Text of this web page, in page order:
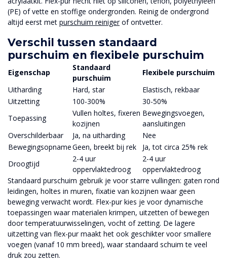
(PE) of vette en stoffige ondergronden. Reinig de ondergrond
altijd eerst met purschuim reinigerof ontvetter.
Verschil tussen standaard
purschuim en flexibele purschuim
Eigenschap
Standaard
purschuim
Flexibele purschuim
Uitharding
Hard, star
Elastisch, rekbaar
Uitzetting
100-300%
30-50%
Toepassing
Vullen holtes, fixeren
kozijnen
Bewegingsvoegen,
aansluitingen
Overschilderbaar
Ja, na uitharding
Nee
BewegingsopnameGeen, breekt bij rek
Ja, tot circa 25% rek
Droogtijd
2-4 uur
oppervlaktedroog
2-4 uur
oppervlaktedroog
Standaard purschuim gebruik je voor starre vullingen: gaten rond
leidingen, holtes in muren, fixatie van kozijnen waar geen
beweging verwacht wordt. Flex-pur kies je voor dynamische
toepassingen waar materialen krimpen, uitzetten of bewegen
door temperatuurwisselingen, vocht of zetting. De lagere
uitzetting van flex-pur maakt het ook geschikter voor smallere
voegen (vanaf 10 mm breed), waar standaard schuim te veel
druk zou zetten.